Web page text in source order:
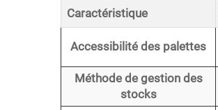
Caractéristique
Accessibilité des palettes
Méthode de gestion des
stocks